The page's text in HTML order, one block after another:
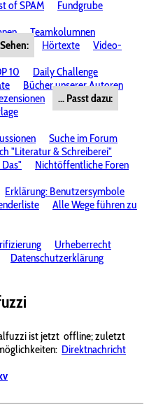
of SPAM
Fundgrube
Teamkolumnen
Hörtexte
Video-
10
Daily Challenge
Bücher unserer Autoren
... Passt dazu:
Suche im Forum
"Literatur & Schreiberei"
Nichtöffentliche Foren
Erklärung: Benutzersymbole
Alle Wege führen zu
Urheberrecht
Datenschutzerklärung
ist jetzt offline; zuletzt
Direktnachricht